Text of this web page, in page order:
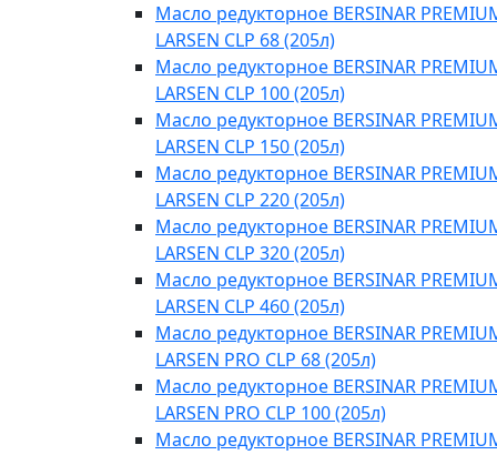
Масло редукторное BERSINAR
LARSEN CLP 68 (205л)
Масло редукторное BERSINAR
LARSEN CLP 100 (205л)
Масло редукторное BERSINAR
LARSEN CLP 150 (205л)
Масло редукторное BERSINAR
LARSEN CLP 220 (205л)
Масло редукторное BERSINAR
LARSEN CLP 320 (205л)
Масло редукторное BERSINAR
LARSEN CLP 460 (205л)
Масло редукторное BERSINAR
LARSEN PRO CLP 68 (205л)
Масло редукторное BERSINAR
LARSEN PRO CLP 100 (205л)
Масло редукторное BERSINAR